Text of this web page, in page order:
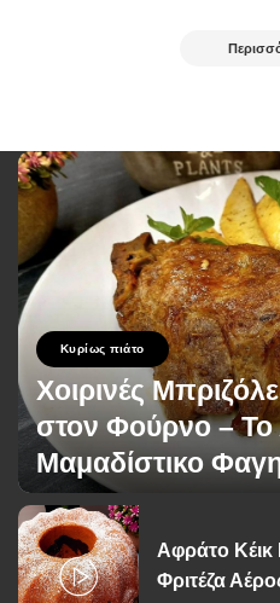
Κυρίως πιάτο
Χοιρινές
στον Φούρνο –
Μαμαδίστικο
Posted
by
George Zolis 15 Ιουνίου 2026
Αφράτο Κέικ
Φριτέζα